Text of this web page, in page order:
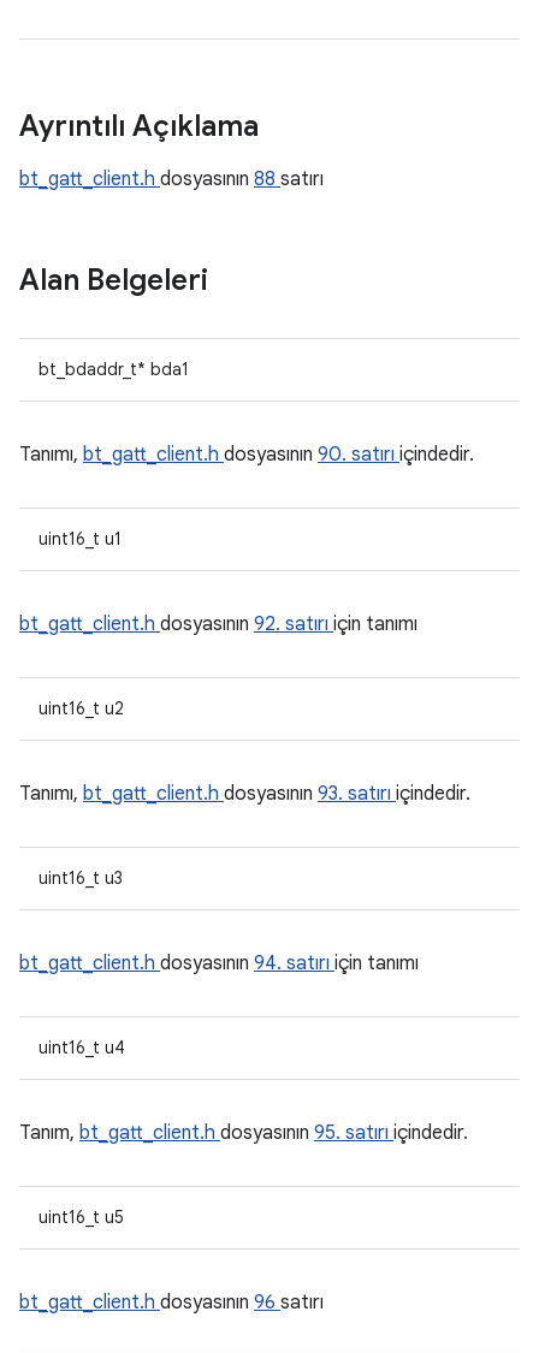
Ayrıntılı Açıklama
bt_gatt_client.h dosyasının 88 satırı
Alan Belgeleri
bt_bdaddr_t* bda1
Tanımı, bt_gatt_client.h dosyasının 90. satırı içindedir.
uint16_t u1
bt_gatt_client.h dosyasının 92. satırı için tanımı
uint16_t u2
Tanımı, bt_gatt_client.h dosyasının 93. satırı içindedir.
uint16_t u3
bt_gatt_client.h dosyasının 94. satırı için tanımı
uint16_t u4
Tanım, bt_gatt_client.h dosyasının 95. satırı içindedir.
uint16_t u5
bt_gatt_client.h dosyasının 96 satırı